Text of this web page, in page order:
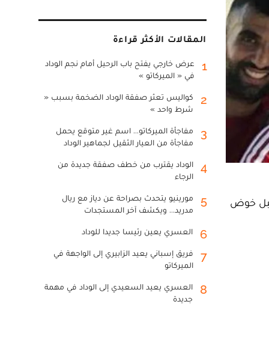
قبل خوض
المقالات الأكثر قراءة
1
عرض خارجي يفتح باب الرحيل أمام نجم الوداد
في « الميركاتو »
2
كواليس تعثر صفقة الوداد الضخمة بسبب «
شرط واحد »
3
مفاجأة الميركاتو... اسم غير متوقع يحمل
مفاجأة من العيار الثقيل لجماهير الوداد
4
الوداد يقترب من خطف صفقة جديدة من
الرجاء
5
مورينيو يتحدث بصراحة عن دياز مع ريال
مدريد... ويكشف آخر المستجدات
6 العسري يعين رئيسا جديدا للوداد
7
فريق إسباني يعيد الزابيري إلى الواجهة في
الميركاتو
8
العسري يعيد السعيدي إلى الوداد في مهمة
جديدة